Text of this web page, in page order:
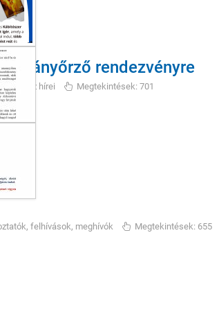
rendezvényre
ház hírei Megtekintések: 701
felhívások, meghívók Megtekintések: 655